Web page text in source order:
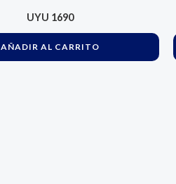
UYU 1690
AÑADIR AL CARRITO